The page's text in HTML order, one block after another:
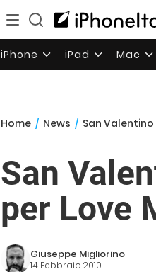
iPhone iPad Mac
Home / News / San Valentino
San
per Love
Giuseppe Migliorino
14 Febbraio 2010